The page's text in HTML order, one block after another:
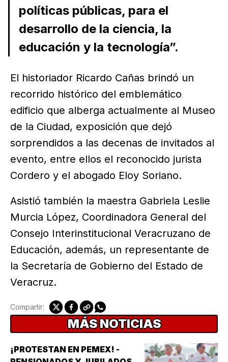
políticas públicas, para el
desarrollo de la ciencia, la
educación y la tecnología”.
El historiador Ricardo Cañas brindó un
recorrido histórico del emblemático
edificio que alberga actualmente al Museo
de la Ciudad, exposición que dejó
sorprendidos a las decenas de invitados al
evento, entre ellos el reconocido jurista
Cordero y el abogado Eloy Soriano.
Asistió también la maestra Gabriela Leslie
Murcia López, Coordinadora General del
Consejo Interinstitucional Veracruzano de
Educación, además, un representante de
la Secretaría de Gobierno del Estado de
Veracruz.
Compartir:
MÁS NOTICIAS
¡PROTESTAN EN PEMEX! -